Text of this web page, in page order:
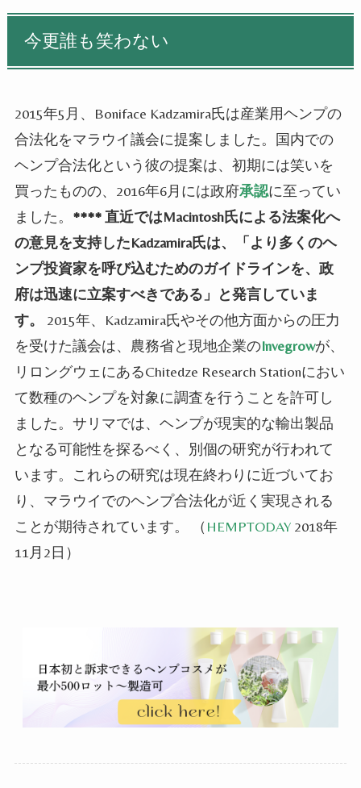
今更誰も笑わない
2015年5月、Boniface Kadzamira氏は産業用ヘンプの
合法化をマラウイ議会に提案しました。国内での
ヘンプ合法化という彼の提案は、初期には笑いを
買ったものの、2016年6月には政府承認に至ってい
ました。 ****直近ではMacintosh氏による法案化へ
の意見を支持したKadzamira氏は、「より多くのヘ
ンプ投資家を呼び込むためのガイドラインを、政
府は迅速に立案すべきである」と発言していま
す。
2015年、Kadzamira氏やその他方面からの圧力
を受けた議会は、農務省と現地企業のInvegrowが、
リロングウェにあるChitedze Research Stationにおい
て数種のヘンプを対象に調査を行うことを許可し
ました。サリマでは、ヘンプが現実的な輸出製品
となる可能性を探るべく、別個の研究が行われて
います。これらの研究は現在終わりに近づいてお
り、マラウイでのヘンプ合法化が近く実現される
ことが期待されています。
（ HEMPTODAY2018年
11月2日）